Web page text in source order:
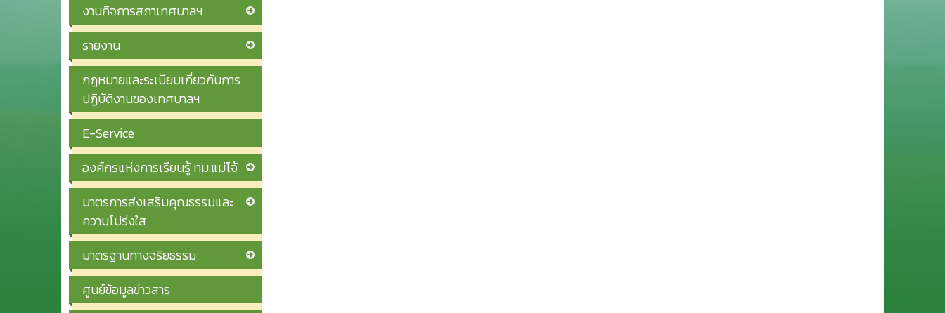
งานกิจการสภาเทศบาลฯ
รายงาน
กฎหมายและระเบียบเกี่ยวกับการ
ปฏิบัติงานของเทศบาลฯ
E-Service
องค์กรแห่งการเรียนรู้ ทม.แม่โจ้
มาตรการส่งเสริมคุณธรรมและ
ความโปร่งใส
มาตรฐานทางจริยธรรม
ศูนย์ข้อมูลข่าวสาร